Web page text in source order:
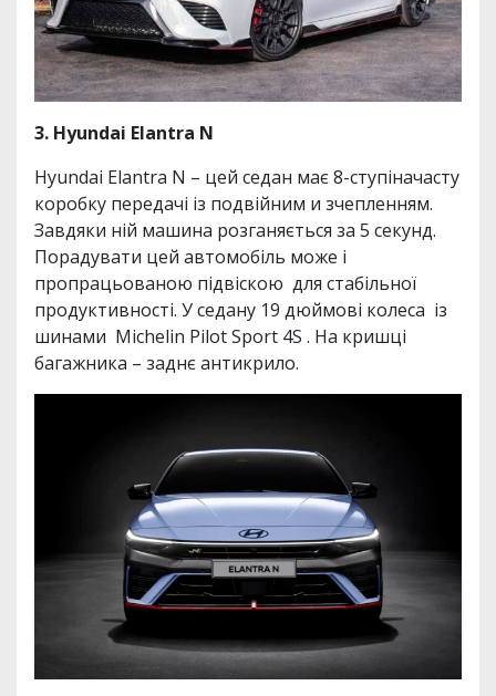
3. Hyundai Elantra N
Hyundai Elantra N – цей седан має 8-ступіначасту
коробку передачі із подвійним и зчепленням.
Завдяки ній машина розганяється за 5 секунд.
Порадувати цей автомобіль може і
пропрацьованою підвіскою для стабільної
продуктивності. У седану 19 дюймові колеса із
шинами Michelin Pilot Sport 4S . На кришці
багажника – заднє антикрило.